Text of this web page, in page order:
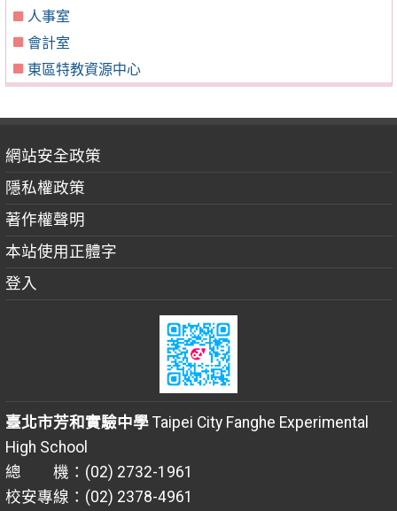
人事室
會計室
東區特教資源中心
網站安全政策
隱私權政策
著作權聲明
本站使用正體字
登入
臺北市芳和實驗中學Taipei City Fanghe Experimental
High School
總 機：(02) 2732-1961
校安專線：(02) 2378-4961